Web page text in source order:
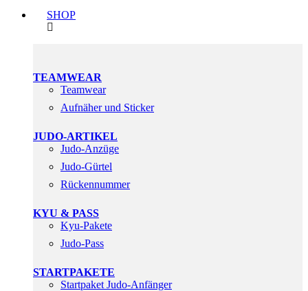
SHOP
TEAMWEAR
Teamwear
Aufnäher und Sticker
JUDO-ARTIKEL
Judo-Anzüge
Judo-Gürtel
Rückennummer
KYU & PASS
Kyu-Pakete
Judo-Pass
STARTPAKETE
Startpaket Judo-Anfänger